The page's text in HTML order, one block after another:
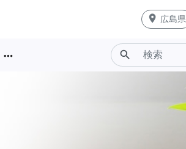
place 広島県
more_horiz search